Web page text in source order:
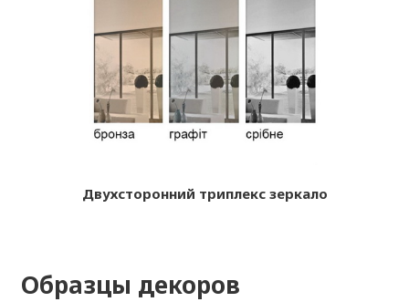
Двухсторонний триплекс зеркало
Образцы декоров